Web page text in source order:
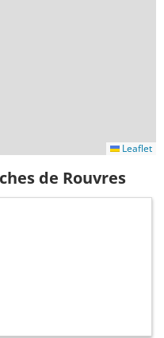
Leaflet
de Rouvres